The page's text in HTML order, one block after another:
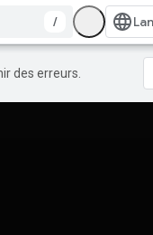
/
des erreurs.